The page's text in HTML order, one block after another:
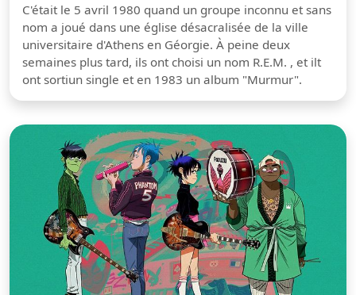
C'était le 5 avril 1980 quand un groupe inconnu et sans
nom a joué dans une église désacralisée de la ville
universitaire d'Athens en Géorgie. À peine deux
semaines plus tard, ils ont choisi un nom R.E.M. , et ilt
ont sortiun single et en 1983 un album "Murmur".